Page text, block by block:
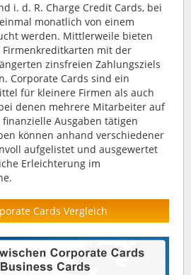
i. d. R. Charge Credit Cards, bei
monatlich von einem
werden. Mittlerweile bieten
mit der
zinsfreien Zahlungsziels
Corporate Cards sind ein
für kleinere Firmen als auch
denen mehrere Mitarbeiter auf
Ausgaben tätigen
können anhand verschiedener
aufgelistet und ausgewertet
Erleichterung im
Cards Vergleich